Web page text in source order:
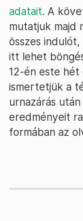
adatait. A
mutatjuk majd
összes
itt lehet
12-én este
ismertetjük a
urnazárás
eredményeit
formában az